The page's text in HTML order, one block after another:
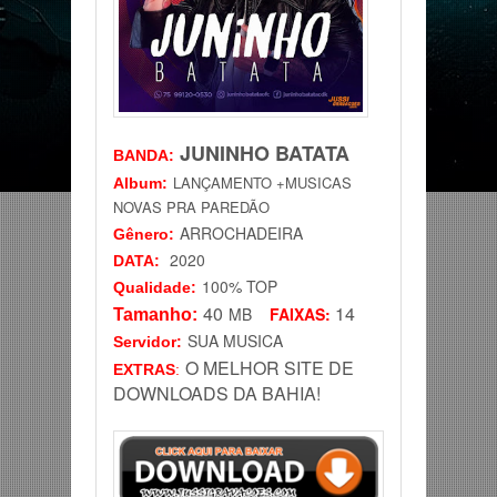
BANDA: JUNINHO BATATA
Album: LANÇAMENTO +MUSICAS
NOVAS PRA PAREDÃO
Gênero: ARROCHADEIRA
DATA: 2020
Qualidade: 100% TOP
Tamanho: 40 MB FAIXAS: 14
Servidor: SUA MUSICA
EXTRAS: O MELHOR SITE DE
DOWNLOADS DA BAHIA!